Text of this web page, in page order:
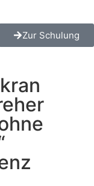
Zur Schulung